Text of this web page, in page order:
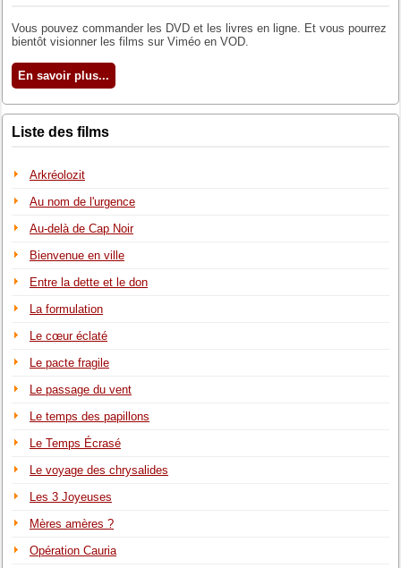
Vous pouvez commander les DVD et les livres en ligne. Et vous pourrez
bientôt visionner les films sur Viméo en VOD.
En savoir plus...
Liste des films
Arkréolozit
Au nom de l'urgence
Au-delà de Cap Noir
Bienvenue en ville
Entre la dette et le don
La formulation
Le cœur éclaté
Le pacte fragile
Le passage du vent
Le temps des papillons
Le Temps Écrasé
Le voyage des chrysalides
Les 3 Joyeuses
Mères amères ?
Opération Cauria